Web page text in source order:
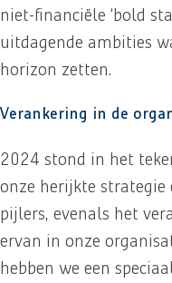
niet-financiële ‘bold
uitdagende ambities
horizon zetten.
Verankering in de
2024 stond in het
onze herijkte strategie
pijlers, evenals het
ervan in onze
hebben we een